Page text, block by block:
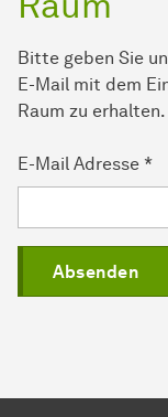
Bitte geben Sie
E-Mail mit dem
Raum zu erhalten.
E-Mail Adresse *
Absenden